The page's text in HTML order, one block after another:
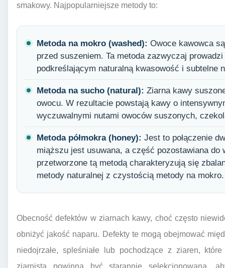
smakowy. Najpopularniejsze metody to:
Metoda na mokro (washed): Owoce kawowca
przed suszeniem. Ta metoda zazwyczaj
podkreślającym naturalną kwasowość i subtelne
Metoda na sucho (natural): Ziarna kawy
owocu. W rezultacie powstają kawy o
wyczuwalnymi nutami owoców suszonych,
Metoda półmokra (honey): Jest to połączenie
miąższu jest usuwana, a część pozostawiana
przetworzone tą metodą charakteryzują się
metody naturalnej z czystością metody na mokro.
Obecność defektów w ziarnach kawy, choć często
obniżyć jakość naparu. Defekty te mogą obejmować
niedojrzałe, spleśniałe lub pochodzące z ziaren,
ziarnista powinna być starannie selekcjonowana,